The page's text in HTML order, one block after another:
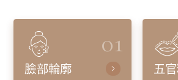
01
臉部輪廓 五